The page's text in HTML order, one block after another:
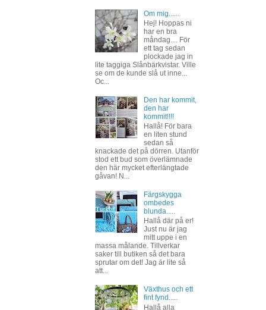
Om mig......
Hej! Hoppas ni
har en bra
måndag.... För
ett tag sedan
plockade jag in
lite taggiga Slånbärkvistar. Ville
se om de kunde slå ut inne...
Oc...
Den har kommit,
den har
kommit!!!!
Hallå! För bara
en liten stund
sedan så
knackade det på dörren. Utanför
stod ett bud som överlämnade
den här mycket efterlängtade
gåvan! N...
Färgskygga
ombedes
blunda.....
Hallå där på er!
Just nu är jag
mitt uppe i en
massa målande. Tillverkar
saker till butiken så det bara
sprutar om det! Jag är lite så
att...
Växthus och ett
fint fynd.....
Hallå alla